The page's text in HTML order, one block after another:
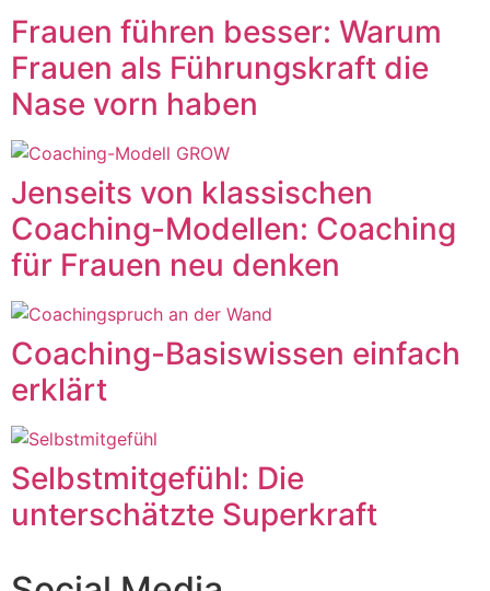
Frauen führen besser: Warum
Frauen als Führungskraft die
Nase vorn haben
Jenseits von klassischen
Coaching-Modellen: Coaching
für Frauen neu denken
Coaching-Basiswissen einfach
erklärt
Selbstmitgefühl: Die
unterschätzte Superkraft